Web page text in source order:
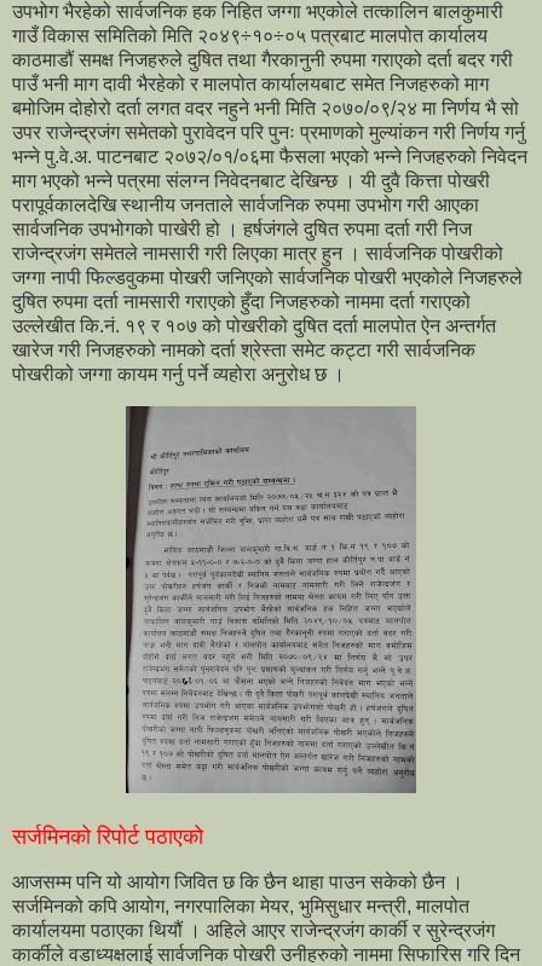
उपभोग भैरहेको सार्वजनिक हक निहित जग्गा भएकोले तत्कालिन बालकुमारी
गाउँ विकास समितिको मिति २०४९÷१०÷०५ पत्रबाट मालपोत कार्यालय
काठमाडौं समक्ष निजहरुले दुषित तथा गैरकानुनी रुपमा गराएको दर्ता बदर गरी
पाउँ भनी माग दावी भैरहेको र मालपोत कार्यालयबाट समेत निजहरुको माग
बमोजिम दोहोरो दर्ता लगत वदर नहुने भनी मिति २०७०/०९/२४ मा निर्णय भै सो
उपर राजेन्द्रजंग समेतको पुरावेदन परि पुनः प्रमाणको मुल्यांकन गरी निर्णय गर्नु
भन्ने पु.वे.अ. पाटनबाट २०७२/०१/०६मा फैसला भएको भन्ने निजहरुको निवेदन
माग भएको भन्ने पत्रमा संलग्न निवेदनबाट देखिन्छ । यी दुवै कित्ता पोखरी
परापूर्वकालदेखि स्थानीय जनताले सार्वजनिक रुपमा उपभोग गरी आएका
सार्वजनिक उपभोगको पाखेरी हो । हर्षजंगले दुषित रुपमा दर्ता गरी निज
राजेन्द्रजंग समेतले नामसारी गरी लिएका मात्र हुन । सार्वजनिक पोखरीको
जग्गा नापी फिल्डवुकमा पोखरी जनिएको सार्वजनिक पोखरी भएकोले निजहरुले
दुषित रुपमा दर्ता नामसारी गराएको हुँदा निजहरुको नाममा दर्ता गराएको
उल्लेखीत कि.नं. १९ र १०७ को पोखरीको दुषित दर्ता मालपोत ऐन अन्तर्गत
खारेज गरी निजहरुको नामको दर्ता श्रेस्ता समेट कट्टा गरी सार्वजनिक
पोखरीको जग्गा कायम गर्नु पर्ने व्यहोरा अनुरोध छ ।
सर्जमिनको रिपोर्ट पठाएको
आजसम्म पनि यो आयोग जिवित छ कि छैन थाहा पाउन सकेको छैन ।
सर्जमिनको कपि आयोग, नगरपालिका मेयर, भुमिसुधार मन्त्री, मालपोत
कार्यालयमा पठाएका थियौं । अहिले आएर राजेन्द्रजंग कार्की र सुरेन्द्रजंग
कार्कीले वडाध्यक्षलाई सार्वजनिक पोखरी उनीहरुको नाममा सिफारिस गरि दिन